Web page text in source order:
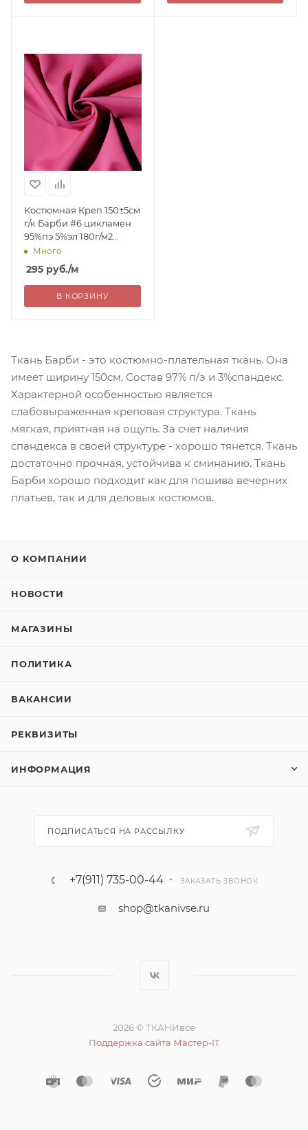
Костюмная Креп 150±5см
г/к Барби #6 цикламен
95%пэ 5%эл 180г/м2
Китай 295= уценка
Много
295 руб./м
В КОРЗИНУ
Ткань Барби - это костюмно-плательная ткань. Она
имеет ширину 150см. Состав 97% п/э и 3%спандекс.
Характерной особенностью является
слабовыраженная креповая структура. Ткань
мягкая, приятная на ощупь. За счет наличия
спандекса в своей структуре - хорошо тянется. Ткань
достаточно прочная, устойчива к сминанию. Ткань
Барби хорошо подходит как для пошива вечерних
платьев, так и для деловых костюмов.
О КОМПАНИИ
НОВОСТИ
МАГАЗИНЫ
ПОЛИТИКА
ВАКАНСИИ
РЕКВИЗИТЫ
ИНФОРМАЦИЯ
ПОДПИСАТЬСЯ НА РАССЫЛКУ
+7(911) 735-00-44 ЗАКАЗАТЬ ЗВОНОК
shop@tkanivse.ru
2026 © ТКАНИвсе
Поддержка сайта Мастер-IT